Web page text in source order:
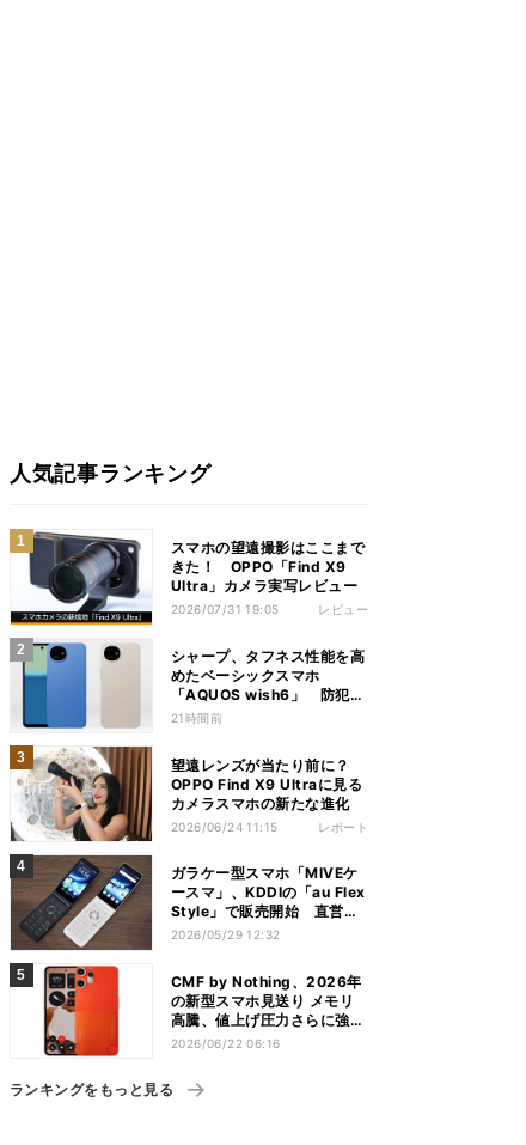
人気記事ランキング
スマホの望遠撮影はここまで
きた！ OPPO「Find X9
Ultra」カメラ実写レビュー
2026/07/31 19:05 レビュー
シャープ、タフネス性能を高
めたベーシックスマホ
「AQUOS wish6」 防犯性
能も充実
21時間前
望遠レンズが当たり前に？
OPPO Find X9 Ultraに見る
カメラスマホの新たな進化
2026/06/24 11:15 レポート
ガラケー型スマホ「MIVEケ
ースマ」、KDDIの「au Flex
Style」で販売開始 直営店
では実機の展示も
2026/05/29 12:32
CMF by Nothing、2026年
の新型スマホ見送り メモリ
高騰、値上げ圧力さらに強ま
ると予測
2026/06/22 06:16
ランキングをもっと見る